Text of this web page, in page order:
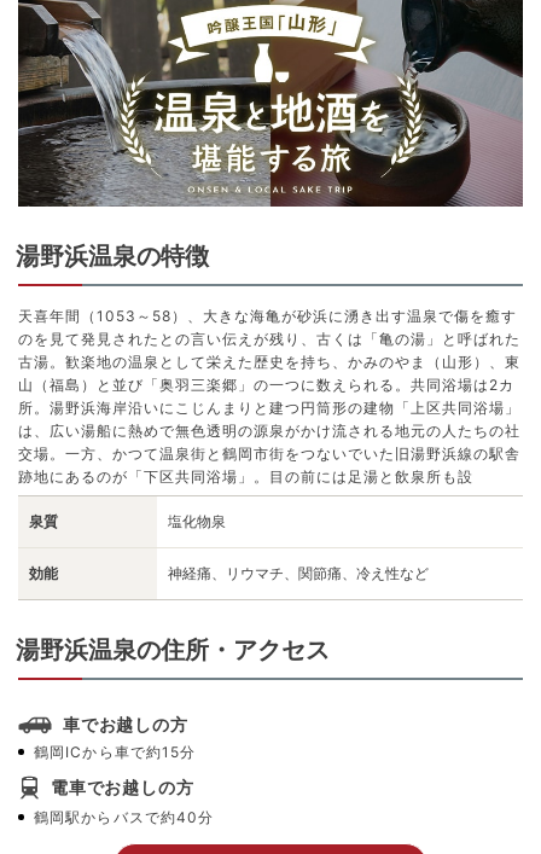
湯野浜温泉の特徴
天喜年間（1053～58）、大きな海亀が砂浜に湧き出す温泉で傷を癒す
のを見て発見されたとの言い伝えが残り、古くは「亀の湯」と呼ばれた
古湯。歓楽地の温泉として栄えた歴史を持ち、かみのやま（山形）、東
山（福島）と並び「奥羽三楽郷」の一つに数えられる。共同浴場は2カ
所。湯野浜海岸沿いにこじんまりと建つ円筒形の建物「上区共同浴場」
は、広い湯船に熱めで無色透明の源泉がかけ流される地元の人たちの社
交場。一方、かつて温泉街と鶴岡市街をつないでいた旧湯野浜線の駅舎
跡地にあるのが「下区共同浴場」。目の前には足湯と飲泉所も設
泉質 塩化物泉
効能 神経痛、リウマチ、関節痛、冷え性など
湯野浜温泉の住所・アクセス
車でお越しの方
鶴岡ICから車で約15分
電車でお越しの方
鶴岡駅からバスで約40分